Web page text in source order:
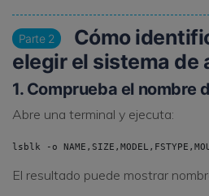
Parte 2
Cómo
elegir el sistema de
1. Comprueba el nombre
Abre una terminal y ejecuta:
lsblk -o
El resultado puede mostrar